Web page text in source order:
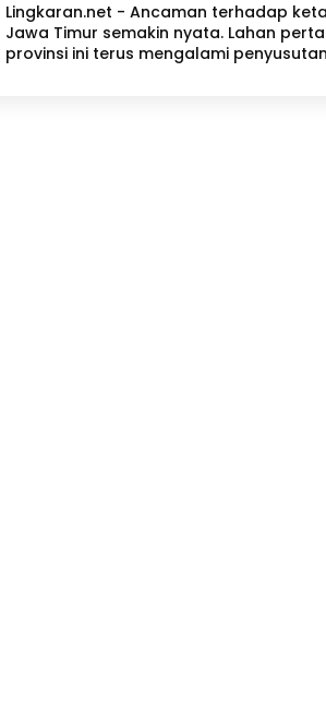
Lingkaran.net - Ancaman terhadap
Jawa Timur semakin nyata. Lahan
provinsi ini terus mengalami